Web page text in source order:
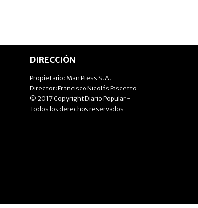
DIRECCIÓN
Propietario: Man Press S.A. -
Director: Francisco Nicolás Fascetto
© 2017 Copyright Diario Popular -
Todos los derechos reservados